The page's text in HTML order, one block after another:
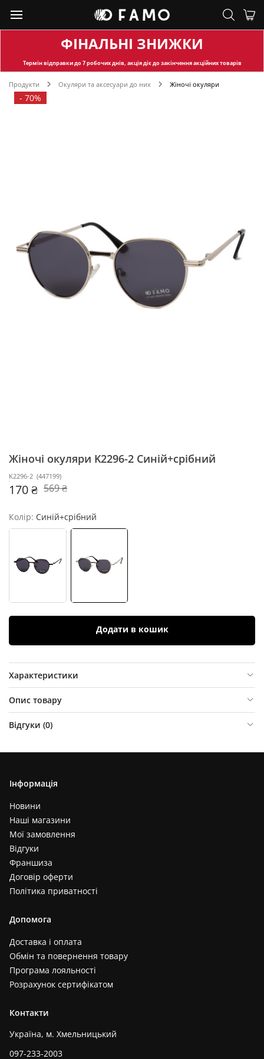
ФІНАЛЬНІ ЗНИЖКИ
Термін відправкидо 7 робочих днів, акція діє до закінчення акційних товарів
Продукти Окуляри та аксесуари до них Жіночі окуляри
- 70%
Жіночі окуляри K2296-2 Синій+срібний
K2296-2 (447199)
170 ₴ 569 ₴
Колір: Синій+срібний
Додати в кошик
Характеристики
Опис товару
Відгуки (0)
Інформація
Новини
Наші магазини
Мої замовлення
Відгуки
Франшиза
Договір оферти
Політика приватності
Допомога
Доставка і оплата
Обмін та повернення товару
Програма лояльності
Розрахунок сертифікатом
Контакти
Україна, м. Хмельницький
097-233-2003